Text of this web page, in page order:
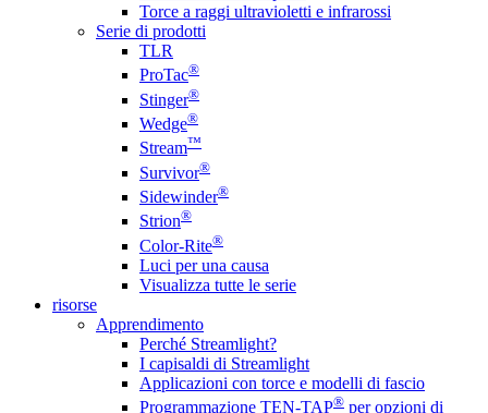
Torce a raggi ultravioletti e infrarossi
Serie di prodotti
TLR
ProTac®
Stinger®
Wedge®
Stream™
Survivor®
Sidewinder®
Strion®
Color-Rite®
Luci per una causa
Visualizza tutte le serie
risorse
Apprendimento
Perché Streamlight?
I capisaldi di Streamlight
Applicazioni con torce e modelli di fascio
Programmazione TEN-TAP® per opzioni di